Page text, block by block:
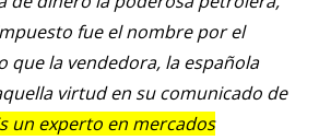
fue el nombre por el
que la vendedora, la española
virtud en su comunicado de
un experto en mercados